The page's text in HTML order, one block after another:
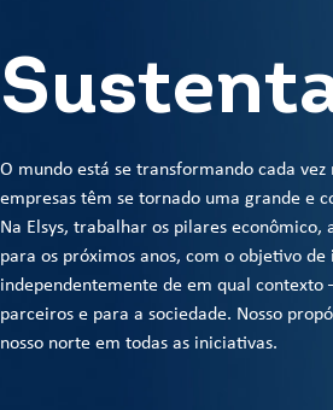
O mundo está se transformando cada
empresas têm se tornado uma grande e
Na Elsys, trabalhar os pilares
para os próximos anos, com o objetivo
independentemente de em qual contexto
parceiros e para a sociedade. Nosso
nosso norte em todas as iniciativas.